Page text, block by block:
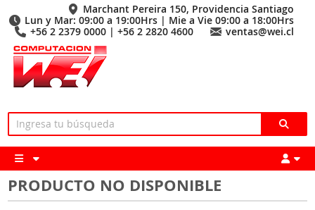
Marchant Pereira 150, Providencia Santiago
Lun y Mar: 09:00 a 19:00Hrs | Mie a Vie 09:00 a 18:00Hrs
+56 2 2379 0000 | +56 2 2820 4600
ventas@wei.cl
PRODUCTO NO DISPONIBLE